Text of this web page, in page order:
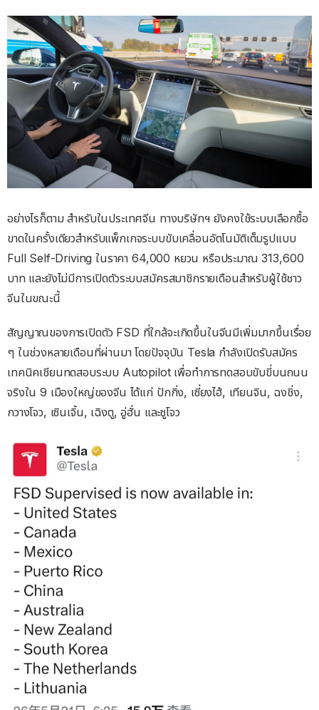
อย่างไรก็ตาม สำหรับในประเทศจีน ทางบริษัทฯ ยังคงใช้ระบบเลือกซื้อ
ขาดในครั้งเดียวสำหรับแพ็กเกจระบบขับเคลื่อนอัตโนมัติเต็มรูปแบบ
Full Self-Driving ในราคา 64,000 หยวน หรือประมาณ 313,600
บาท และยังไม่มีการเปิดตัวระบบสมัครสมาชิกรายเดือนสำหรับผู้ใช้ชาว
จีนในขณะนี้
สัญญาณของการเปิดตัว FSD ที่ใกล้จะเกิดขึ้นในจีนมีเพิ่มมากขึ้นเรื่อย
ๆ ในช่วงหลายเดือนที่ผ่านมา โดยปัจจุบัน Tesla กำลังเปิดรับสมัคร
เทคนิคเชียนทดสอบระบบ Autopilot เพื่อทำการทดสอบขับขี่บนถนน
จริงใน 9 เมืองใหญ่ของจีน ได้แก่ ปักกิ่ง, เซี่ยงไฮ้, เทียนจิน, ฉงชิ่ง,
กวางโจว, เซินเจิ้น, เฉิงตู, อู่ฮั่น และซูโจว